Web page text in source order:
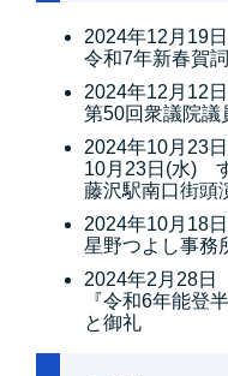
2024年12月19日
令和7年新春賀
2024年12月12日
第50回衆議院議
2024年10月23日
10月23日(水)
藤沢駅南口街
2024年10月18日
星野つよし事務
2024年2月28日
『令和6年能登
と御礼